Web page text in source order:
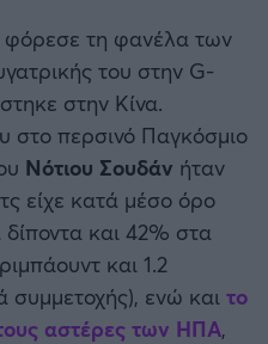
φόρεσε τη φανέλα των
του στην G-
στην Κίνα.
στο περσινό Παγκόσμιο
Νότιου Σουδάν ήταν
είχε κατά μέσο όρο
και 42% στα
και 1.2
συμμετοχής), ενώ και το
αστέρες των ΗΠΑ,